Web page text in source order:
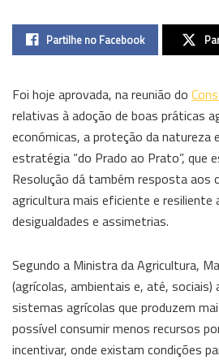
Partilhe no Facebook
Foi hoje aprovada, na reunião do
relativas à adoção de boas práticas
económicas, a proteção da natureza
estratégia “do Prado ao Prato”, que
Resolução dá também resposta aos
agricultura mais eficiente e
desigualdades e assimetrias.
Segundo a Ministra da Agricultura,
(agrícolas, ambientais e, até,
sistemas agrícolas que produzem
possível consumir menos recursos
incentivar, onde existam condições